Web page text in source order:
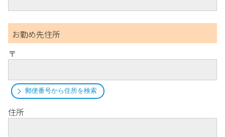
お勤め先住所
〒
郵便番号から住所を検索
住所